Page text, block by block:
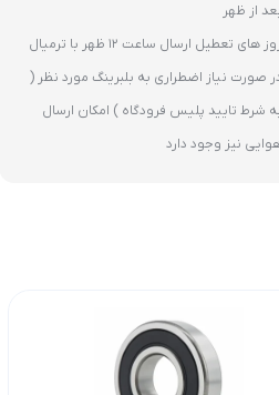
از ظهر
های تعطیل ارسال ساعت 12 ظهر با ترمیال
صورت نیاز اضطراری به بلبرینگ مورد نظر (
شرط تایید پلیس فرودگاه ) امکان ارسال
نیز وجود دارد